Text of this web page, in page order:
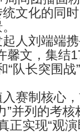
文化的同
人刘端端
馨文，集结
“队长突围战”
赛制核心
”并列的考核
正实现“观